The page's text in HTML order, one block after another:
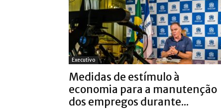
Executivo
Medidas de estímulo à
economia para a manutenção
dos empregos durante...